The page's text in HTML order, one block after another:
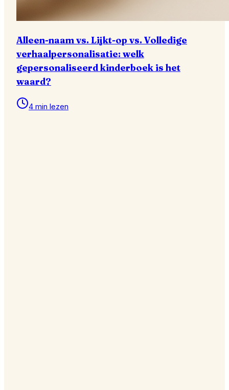
Alleen-naam vs. Lijkt-op vs. Volledige
verhaalpersonalisatie: welk
gepersonaliseerd kinderboek is het
waard?
4 min lezen